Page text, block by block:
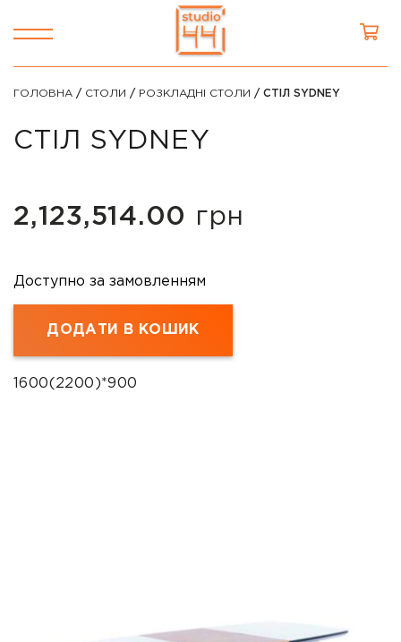
ГОЛОВНА / СТОЛИ / РОЗКЛАДНІ СТОЛИ / СТІЛ SYDNEY
СТІЛ SYDNEY
2,123,514.00 грн
1600(2200)*900
Доступно за замовленням
ДОДАТИ В КОШИК